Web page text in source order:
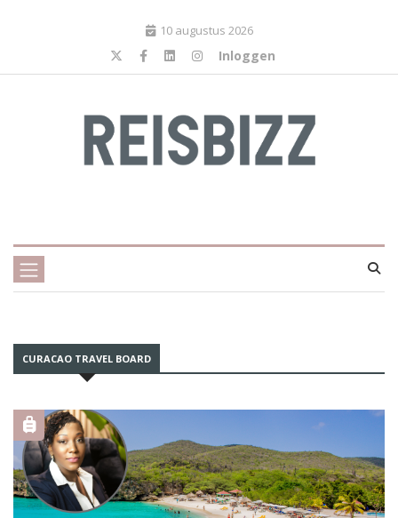
10 augustus 2026
Inloggen
CURACAO TRAVEL BOARD